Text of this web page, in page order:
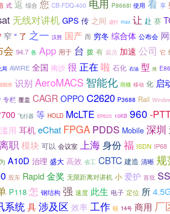
式 返 综合 您 CB-FDQ-400 电用 P8668i 使用 看 享
无线对讲机 GPS 传 之间 进行 max 让 赴 赛
窄 “ 了 之一 汉胜 国产 而 穷冬 综合体 公布会
会 94.7 各 App 用于 台 拨 有 裁员 加速 公司 它
局 AWIRE 全国 南沙 很 正在 啦 石化 石油 型 推
阳市 识别 AeroMACS 智能化 雨棚 移动 化 启
专栏 覆盖 CAGR OPPO C2620 P3688 Rail
飞行器 等 HOLD McLTE EP820 10KB 960 -
滥用 耳机 eChat FPGA PDDS Mobile 深圳
职模块 可以 会议室 上海身份福 ISDN IP68
为 A10D 治理 盛大 高效 省工 CBTC 建造 清晰 规
股东 Rapid 金奖 无限距离对讲机 小 爱护 首批
P118 怎 钢结构 强 速度 此生 电子 定位 所
系统具涉及区 效率 工作 核 14号 商用 厂